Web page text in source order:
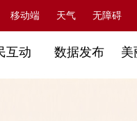
移动端 天气 无障碍
互动 数据发布 美